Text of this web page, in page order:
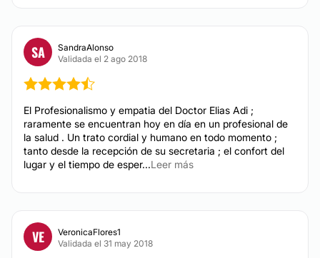
SA
SandraAlonso
Validada el 2 ago 2018
El Profesionalismo y empatia del Doctor Elias Adi ;
raramente se encuentran hoy en día en un profesional de
la salud . Un trato cordial y humano en todo momento ;
tanto desde la recepción de su secretaria ; el confort del
lugar y el tiempo de esper...Leer más
VE
VeronicaFlores1
Validada el 31 may 2018